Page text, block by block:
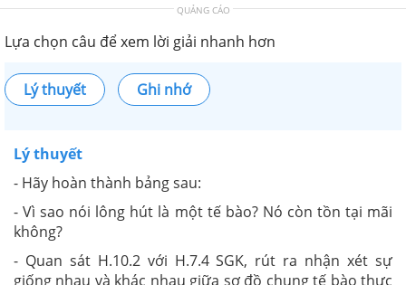
QUẢNG CÁO
Lựa chọn câu để xem lời giải nhanh hơn
Lý thuyết Ghi nhớ
Lý thuyết
- Hãy hoàn thành bảng sau:
-Vì sao nói lông hút là một tế bào? Nó còn tồn tại mãi
không?
- Quan sát H.10.2 với H.7.4 SGK, rút ra nhận xét sự
giống nhau và khác nhau giữa sơ đồ chung tế bào thực